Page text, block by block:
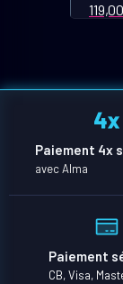
119,00
Paiement 4x
avec Alma
Paiement
CB, Visa,